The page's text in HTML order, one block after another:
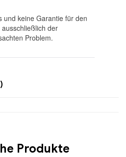
und keine Garantie für den
der
Problem.
Produkte